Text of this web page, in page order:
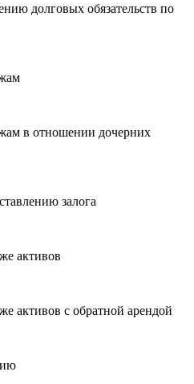
долговых обязательств по
в отношении дочерних
залога
активов
активов с обратной арендой